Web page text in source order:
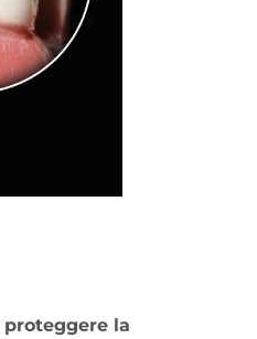
proteggere la